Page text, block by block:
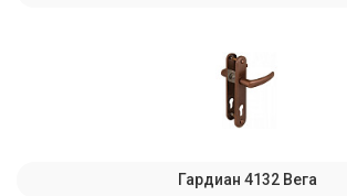
Гардиан 4132 Вега